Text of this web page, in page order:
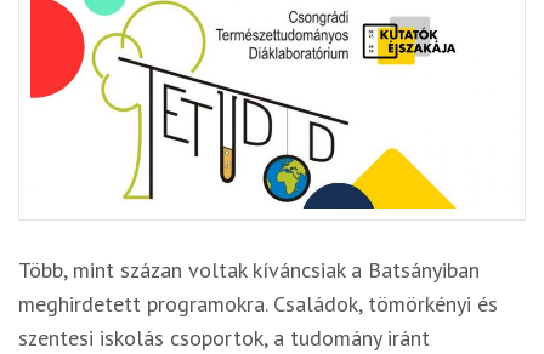
Több, mint százan voltak kíváncsiak a Batsányiban
meghirdetett programokra. Családok, tömörkényi és
szentesi iskolás csoportok, a tudomány iránt